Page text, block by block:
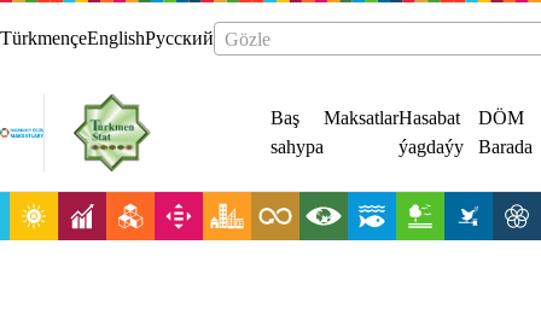
TürkmençeEnglishРусский Gözle
Baş
sahypa
MaksatlarHasabat
ýagdaýy
DÖM
Barada